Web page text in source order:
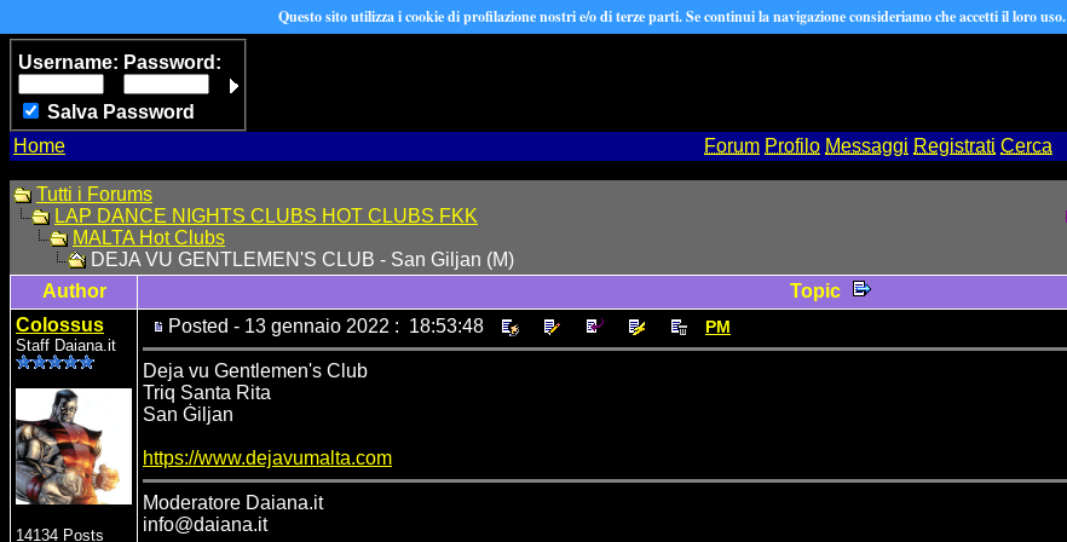
Username: Password:
Salva Password
Home
Forum Profilo Messaggi Registrati Cerca
Tutti i Forums
LAP DANCE NIGHTS CLUBS HOT CLUBS FKK
MALTA Hot Clubs
DEJA VU GENTLEMEN'S CLUB - San Giljan (M)
Author
Topic
Colossus
Staff Daiana.it
14134 Posts
Posted - 13 gennaio 2022 : 18:53:48 PM
Deja vu Gentlemen's Club
Triq Santa Rita
San Ġiljan
https://www.dejavumalta.com
Moderatore Daiana.it
info@daiana.it
Questo sito utilizza i cookie di profilazione nostri e/o di terze parti. Se continui la navigazione consideriamo che accetti il loro uso.